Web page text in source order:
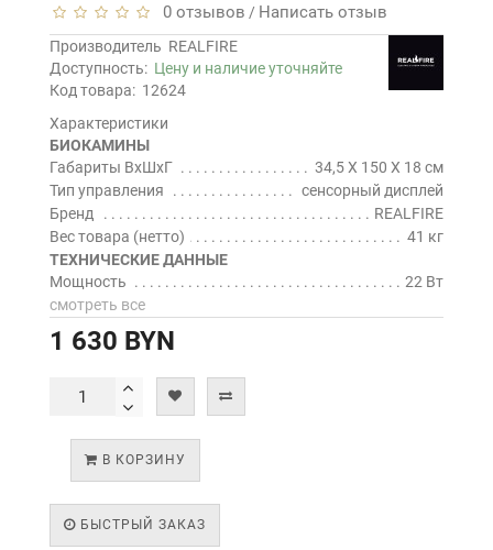
0 отзывов / Написать отзыв
Производитель REALFIRE
Доступность: Цену и наличие уточняйте
Код товара: 12624
Характеристики
БИОКАМИНЫ
Габариты ВхШхГ
34,5 Х 150 Х 18 см
Тип управления
сенсорный дисплей
Бренд
REALFIRE
Вес товара (нетто)
41 кг
ТЕХНИЧЕСКИЕ ДАННЫЕ
Мощность
22 Вт
смотреть все
1 630 BYN
В КОРЗИНУ
БЫСТРЫЙ ЗАКАЗ